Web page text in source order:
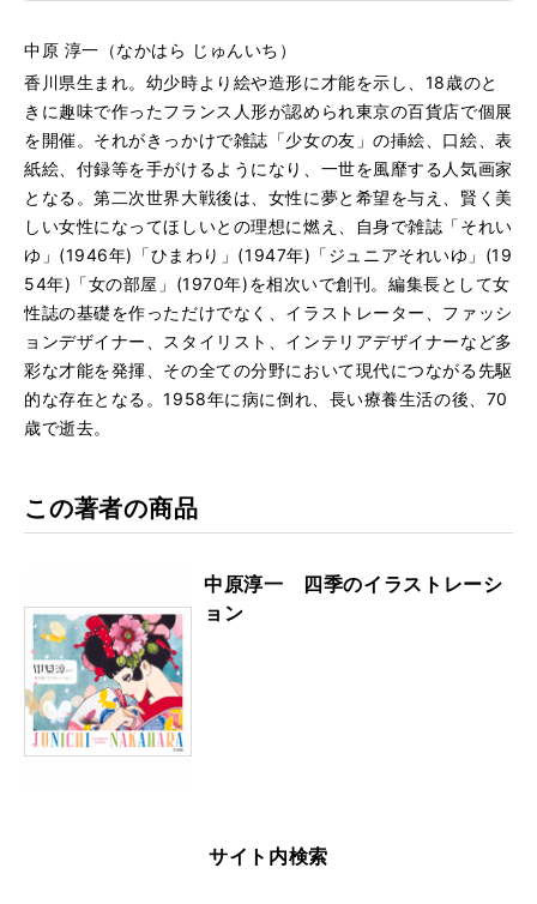
中原 淳一（なかはら じゅんいち）
香川県生まれ。幼少時より絵や造形に才能を示し、18歳のと
きに趣味で作ったフランス人形が認められ東京の百貨店で個展
を開催。それがきっかけで雑誌「少女の友」の挿絵、口絵、表
紙絵、付録等を手がけるようになり、一世を風靡する人気画家
となる。第二次世界大戦後は、女性に夢と希望を与え、賢く美
しい女性になってほしいとの理想に燃え、自身で雑誌「それい
ゆ」(1946年)「ひまわり」(1947年)「ジュニアそれいゆ」(19
54年)「女の部屋」(1970年)を相次いで創刊。編集長として女
性誌の基礎を作っただけでなく、イラストレーター、ファッシ
ョンデザイナー、スタイリスト、インテリアデザイナーなど多
彩な才能を発揮、その全ての分野において現代につながる先駆
的な存在となる。1958年に病に倒れ、長い療養生活の後、70
歳で逝去。
この著者の商品
中原淳一 四季のイラストレーシ
ョン
サイト内検索